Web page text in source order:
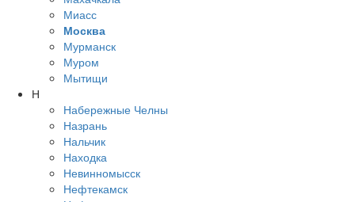
Миасс
Москва
Мурманск
Муром
Мытищи
Н
Набережные Челны
Назрань
Нальчик
Находка
Невинномысск
Нефтекамск